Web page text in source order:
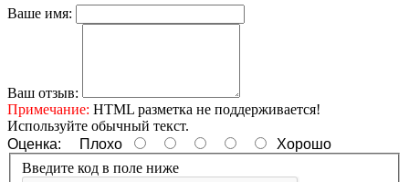
Ваше имя:
Ваш отзыв:
Примечание: HTML разметка не поддерживается!
Используйте обычный текст.
Оценка: Плохо
Хорошо
Введите код в поле ниже